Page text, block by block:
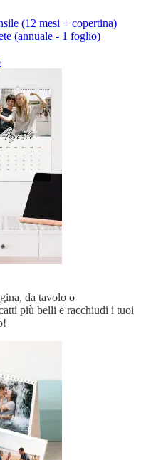
(12 mesi + copertina)
(annuale - 1 foglio)
da tavolo o
più belli e racchiudi i tuoi